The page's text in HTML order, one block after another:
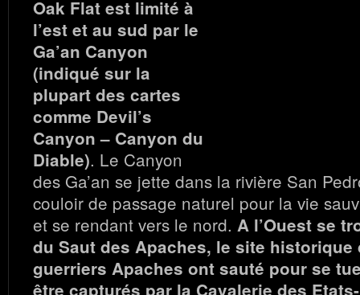
Oak Flat est limité à
l’est et au sud par le
Ga’an Canyon
(indiqué sur la
plupart des cartes
comme Devil’s
Canyon – Canyon du
Diable). Le Canyon
des Ga’an se jette dans la rivière San
couloir de passage naturel pour la vie
et se rendant vers le nord. A l’Ouest se
du Saut des Apaches, le site historique
guerriers Apaches ont sauté pour se
être capturés par la Cavalerie des